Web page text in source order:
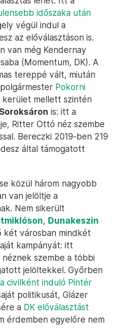
időszaka után
végül indul a
az előválasztáson is.
van még Kendernay
(Momentum, DK). A
tereppé vált, miután
Pokorni
kerület mellett szintén
is: itt a
Ritter Ottó néz szembe
Bereczki 2019-ben 219
által támogatott
közül három nagyobb
van jelöltje a
Nem sikerült
, Dunakeszin
két városban mindkét
kampányát: itt
szembe a többi
jelöltekkel. Győrben
a civilként induló Pintér
politikusát, Glázer
a DK előválasztást
érdemben egyelőre nem